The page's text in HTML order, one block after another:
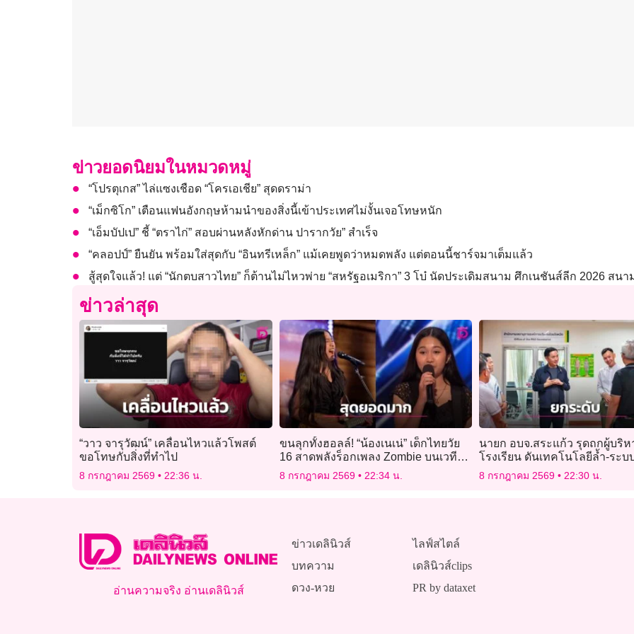
ข่าวยอดนิยมในหมวดหมู่
“โปรตุเกส” ไล่แซงเชือด “โครเอเชีย” สุดดราม่า
“เม็กซิโก” เตือนแฟนอังกฤษห้ามนำของสิ่งนี้เข้าประเทศไม่งั้นเจอโทษหนัก
“เอ็มบัปเป” ชี้ “ตราไก่” สอบผ่านหลังหักด่าน ปารากวัย” สำเร็จ
“คลอปป์” ยืนยัน พร้อมใส่สุดกับ “อินทรีเหล็ก” แม้เคยพูดว่าหมดพลัง แต่ตอนนี้ชาร์จมาเต็มแล้ว
สู้สุดใจแล้ว! แต่ “นักตบสาวไทย” ก็ต้านไม่ไหวพ่าย “สหรัฐอเมริกา” 3 โบ๋ นัดประเดิมสนาม ศึกเนชันส์ลีก 2026 สน
ข่าวล่าสุด
“วาว จารุวัฒน์” เคลื่อนไหวแล้วโพสต์
ขอโทษกับสิ่งที่ทำไป
8 กรกฎาคม 2569 22:36 น.
ขนลุกทั้งฮอลล์! “น้องเนเน่” เด็กไทยวัย
16 สาดพลังร็อกเพลง Zombie บนเวที
America’s Got Talent
8 กรกฎาคม 2569 22:34 น.
นายก อบจ.สระแก้ว รุดถกผู้บริห
โรงเรียน ดันเทคโนโลยีล้ำ-ระบ
รายบุคคล
8 กรกฎาคม 2569 22:30 น.
อ่านความจริง อ่านเดลินิวส์
ข่าวเดลินิวส์
บทความ
ดวง-หวย
ไลฟ์สไตล์
เดลินิวส์clips
PR by dataxet